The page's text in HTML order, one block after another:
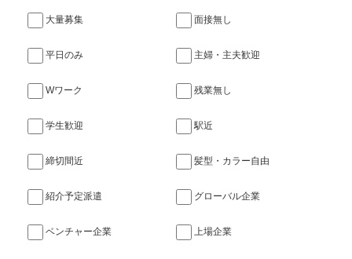
大量募集 面接無し
平日のみ 主婦・主夫歓迎
Wワーク 残業無し
学生歓迎 駅近
締切間近 髪型・カラー自由
紹介予定派遣 グローバル企業
ベンチャー企業 上場企業